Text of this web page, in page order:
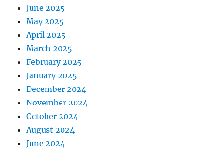
June 2025
May 2025
April 2025
March 2025
February 2025
January 2025
December 2024
November 2024
October 2024
August 2024
June 2024